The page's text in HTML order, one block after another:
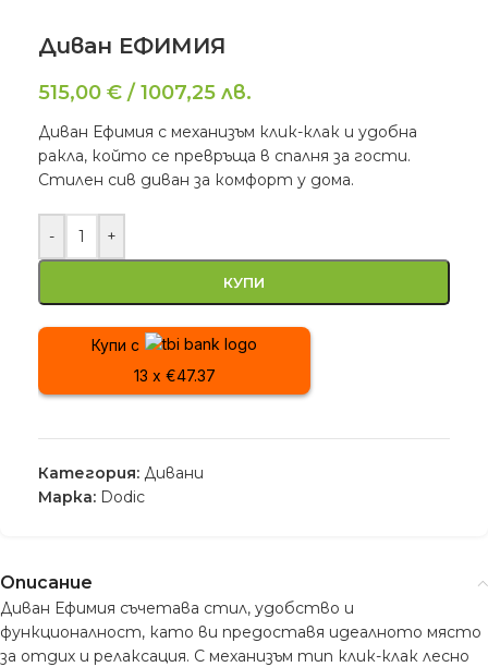
Диван ЕФИМИЯ
515,00 € /1007,25 лв.
Диван Ефимия с механизъм клик-клак и удобна
ракла, който се превръща в спалня за гости.
Стилен сив диван за комфорт у дома.
- +
КУПИ
Купи с
13 x €47.37
Категория: Дивани
Марка: Dodic
Описание
Диван Ефимия съчетава стил, удобство и
функционалност, като ви предоставя идеалното място
за отдих и релаксация. С механизъм тип клик-клак лесно